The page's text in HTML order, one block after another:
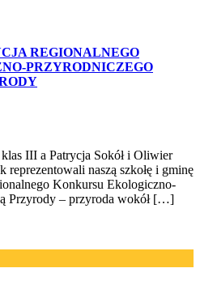
REGIONALNEGO
PRZYRODNICZEGO
III a Patrycja Sokół i Oliwier
naszą szkołę i gminę
Konkursu Ekologiczno-
Przyrody – przyroda wokół […]